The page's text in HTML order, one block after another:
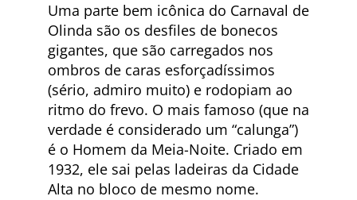
Uma parte bem icônica do Carnaval de
Olinda são os desfiles de bonecos
gigantes, que são carregados nos
ombros de caras esforçadíssimos
(sério, admiro muito) e rodopiam ao
ritmo do frevo. O mais famoso (que na
verdade é considerado um “calunga”)
é o Homem da Meia-Noite. Criado em
1932, ele sai pelas ladeiras da Cidade
Alta no bloco de mesmo nome.